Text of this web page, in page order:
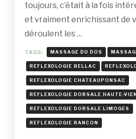
toujours, c’était à la fois
et vraiment enrichissant de
déroulent les …
TAGS: MASSAGE DU DOS
REFLEXOLOGIE BELLAC
REFLEXOLOGIE CHATEAUPONSAC
REFLEXOLOGIE DORSALE HAUTE-
REFLEXOLOGIE DORSALE LIMOGES
REFLEXOLOGIE RANCON